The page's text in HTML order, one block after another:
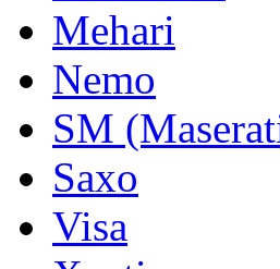
Mehari
Nemo
SM
Saxo
Visa